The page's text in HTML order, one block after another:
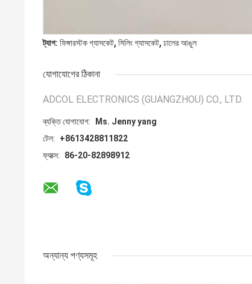
ট্যাগ: ফিঙ্গারস্টক গ্যাসকেট, সিলিং গ্যাসকেট, ঢালের আঙুল
যোগাযোগের ঠিকানা
ADCOL ELECTRONICS (GUANGZHOU) CO., LTD.
ব্যক্তি যোগাযোগ:
Ms. Jenny yang
টেল:
+8613428811822
ফ্যাক্স:
86-20-82898912
অন্যান্য পণ্যসমূহ